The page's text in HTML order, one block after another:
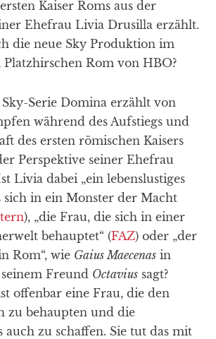
Kaiser Roms aus der
Ehefrau Livia Drusilla erzählt.
die neue Sky Produktion im
Rom von HBO?
Serie Domina erzählt von
während des Aufstiegs und
des ersten römischen Kaisers
Perspektive seiner Ehefrau
Livia dabei „ein lebenslustiges
sich in ein Monster der Macht
), „die Frau, die sich in einer
behauptet“ (FAZ) oder „der
Rom“, wie Gaius Maecenas in
Freund Octavius sagt?
offenbar eine Frau, die den
zu behaupten und die
auch zu schaffen. Sie tut das mit